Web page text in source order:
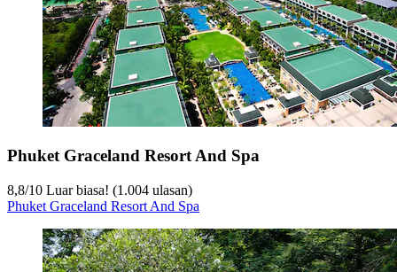
Phuket Graceland Resort And Spa
8,8/10 Luar biasa! (1.004 ulasan)
Phuket Graceland Resort And Spa